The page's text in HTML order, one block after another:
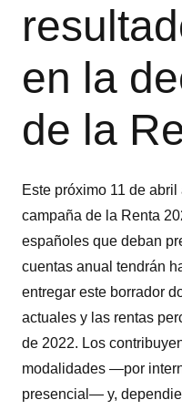
en la
de la
Este próximo 11 de
campaña de la Renta
españoles que deban
cuentas anual tendrán
entregar este borrador
actuales y las rentas
de 2022. Los
modalidades —por
presencial— y,